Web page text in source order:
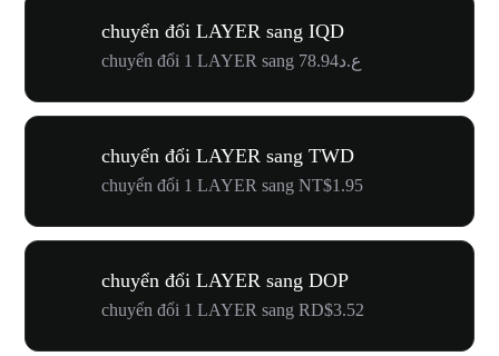
chuyển đổi LAYER sang IQD
chuyển đổi 1 LAYER sang ع.د78.94
chuyển đổi LAYER sang TWD
chuyển đổi 1 LAYER sang NT$1.95
chuyển đổi LAYER sang DOP
chuyển đổi 1 LAYER sang RD$3.52